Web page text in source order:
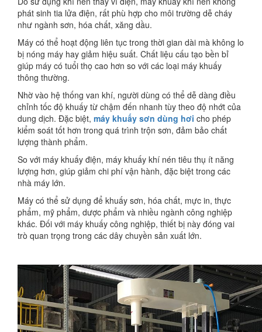
phát sinh tia lửa điện, rất phù hợp cho môi trường dễ cháy
như ngành sơn, hóa chất, xăng dầu.
Máy có thể hoạt động liên tục trong thời gian dài mà không lo
bị nóng máy hay giảm hiệu suất. Chất liệu cấu tạo bền bỉ
giúp máy có tuổi thọ cao hơn so với các loại máy khuấy
thông thường.
Nhờ vào hệ thống van khí, người dùng có thể dễ dàng điều
chỉnh tốc độ khuấy từ chậm đến nhanh tùy theo độ nhớt của
dung dịch. Đặc biệt, máy khuấy sơn dùng hơi cho phép
kiểm soát tốt hơn trong quá trình trộn sơn, đảm bảo chất
lượng thành phẩm.
So với máy khuấy điện, máy khuấy khí nén tiêu thụ ít năng
lượng hơn, giúp giảm chi phí vận hành, đặc biệt trong các
nhà máy lớn.
Máy có thể sử dụng để khuấy sơn, hóa chất, mực in, thực
phẩm, mỹ phẩm, dược phẩm và nhiều ngành công nghiệp
khác. Đối với máy khuấy công nghiệp, thiết bị này đóng vai
trò quan trọng trong các dây chuyền sản xuất lớn.